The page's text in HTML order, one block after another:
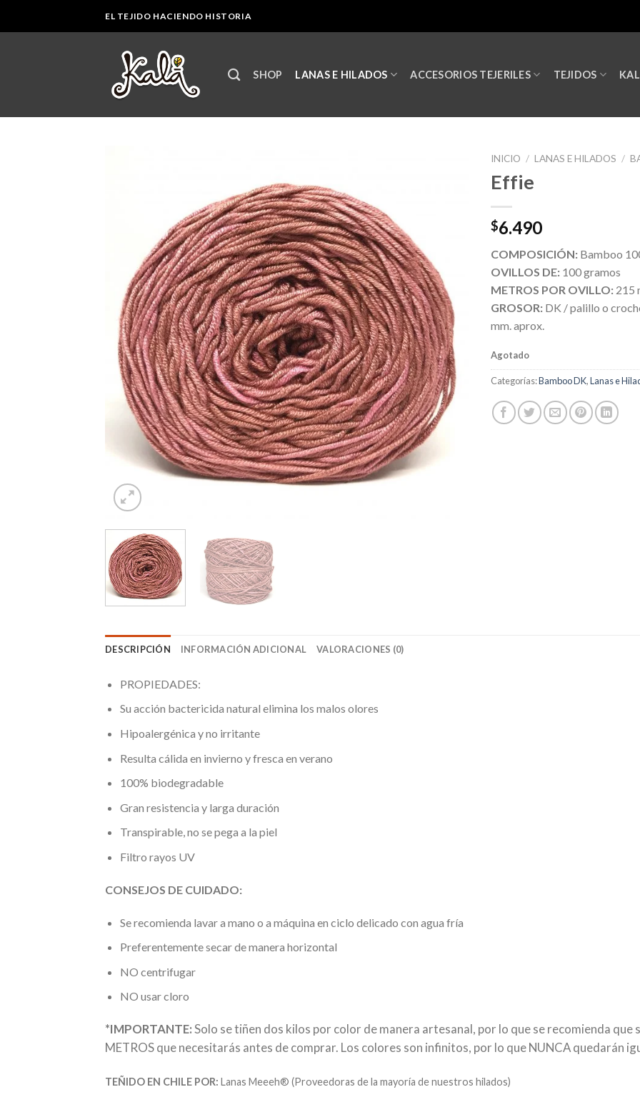
EL TEJIDO HACIENDO HISTORIA
SHOP LANAS E HILADOS ACCESORIOS TEJERILES TEJIDOS
INICIO / LANAS E HILADOS /
Effie
$6.490
COMPOSICIÓN: Bamboo
OVILLOS DE: 100 gramos
METROS POR OVILLO: 215
GROSOR: DK / palillo o
mm. aprox.
Agotado
Categorías:Bamboo DK,Lanas e
DESCRIPCIÓN INFORMACIÓN ADICIONAL VALORACIONES (0)
PROPIEDADES:
Su acción bactericida natural elimina los malos olores
Hipoalergénica y no irritante
Resulta cálida en invierno y fresca en verano
100% biodegradable
Gran resistencia y larga duración
Transpirable, no se pega a la piel
Filtro rayos UV
CONSEJOS DE CUIDADO:
Se recomienda lavar a mano o a máquina en ciclo delicado con agua fría
Preferentemente secar de manera horizontal
NO centrifugar
NO usar cloro
*IMPORTANTE:Solo se tiñen dos kilos por color de manera artesanal, por lo que se recomienda que
METROS que necesitarás antes de comprar. Los colores son infinitos, por lo que NUNCA quedarán
TEÑIDO EN CHILE POR: Lanas Meeeh® (Proveedoras de la mayoría de nuestros hilados)